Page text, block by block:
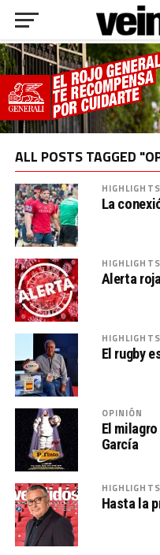
ALL POSTS TAGGED
HIGHLIGHTS
La
HIGHLIGHTS
Alerta
HIGHLIGHTS
El rugby
OPINIÓN
El
García
HIGHLIGHTS
Hasta la